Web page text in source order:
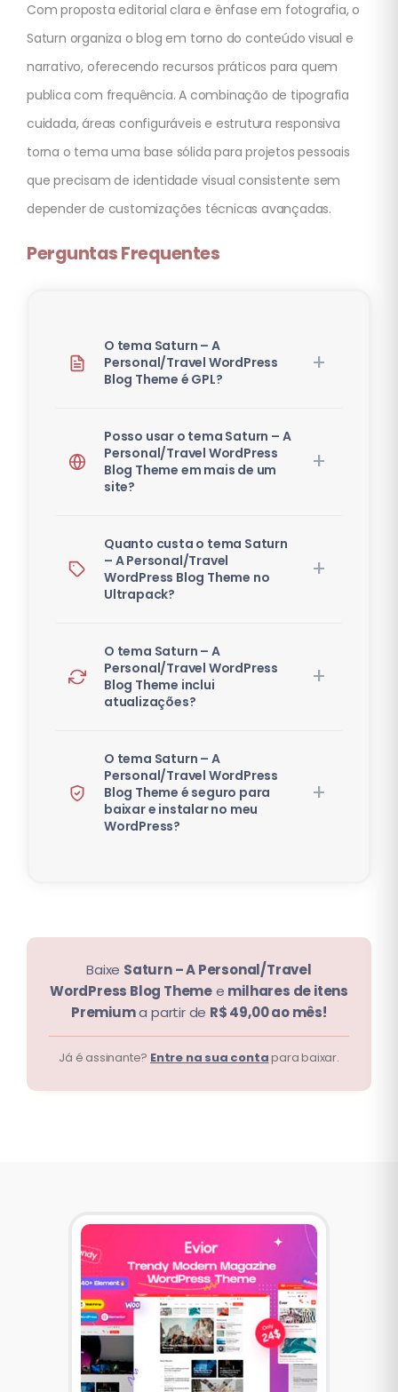
Com proposta editorial clara e ênfase em fotografia, o
Saturn organiza o blog em torno do conteúdo visual e
narrativo, oferecendo recursos práticos para quem
publica com frequência. A combinação de tipografia
cuidada, áreas configuráveis e estrutura responsiva
torna o tema uma base sólida para projetos pessoais
que precisam de identidade visual consistente sem
depender de customizações técnicas avançadas.
Perguntas Frequentes
O tema Saturn – A
Personal/Travel WordPress
Blog Theme é GPL?
Posso usar o tema Saturn – A
Personal/Travel WordPress
Blog Theme em mais de um
site?
Quanto custa o tema Saturn
– A Personal/Travel
WordPress Blog Theme no
Ultrapack?
O tema Saturn – A
Personal/Travel WordPress
Blog Theme inclui
atualizações?
O tema Saturn – A
Personal/Travel WordPress
Blog Theme é seguro para
baixar e instalar no meu
WordPress?
Baixe Saturn – A Personal/Travel
WordPress Blog Themee milhares de itens
Premiuma partir de R$ 49,00 ao mês!
Já é assinante? Entre na sua contapara baixar.